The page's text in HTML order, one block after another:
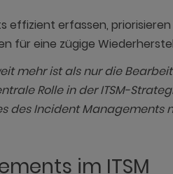
effizient erfassen,
für eine zügige
mehr ist als nur die
Rolle in der ITSM-
des Incident Managements
im ITSM